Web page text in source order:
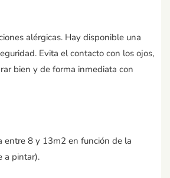
alérgicas. Hay disponible una
Evita el contacto con los ojos,
bien y de forma inmediata con
entre 8 y 13m2 en función de la
a pintar).